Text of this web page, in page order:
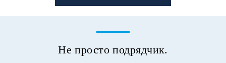
Не просто подрядчик.